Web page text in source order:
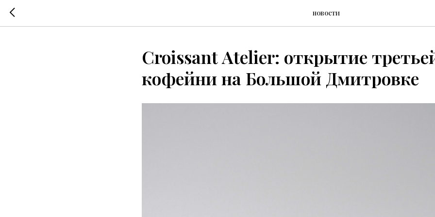
новости
Croissant Atelier: открытие
кофейни на Большой Дмитровке